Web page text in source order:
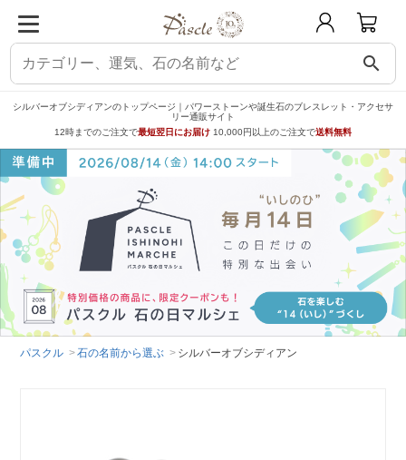
search
シルバーオブシディアンのトップページ｜パワーストーンや誕生石のブレスレット・アクセサ
リー通販サイト
12時までのご注文で最短翌日にお届け 10,000円以上のご注文で送料無料
パスクル 石の名前から選ぶ シルバーオブシディアン